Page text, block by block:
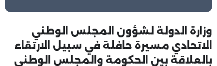
وزارة الدولة لشؤون المجلس الوطني
الاتحادي مسيرة حافلة في سبيل الارتقاء
بالعلاقة بين الحكومة والمجلس الوطني